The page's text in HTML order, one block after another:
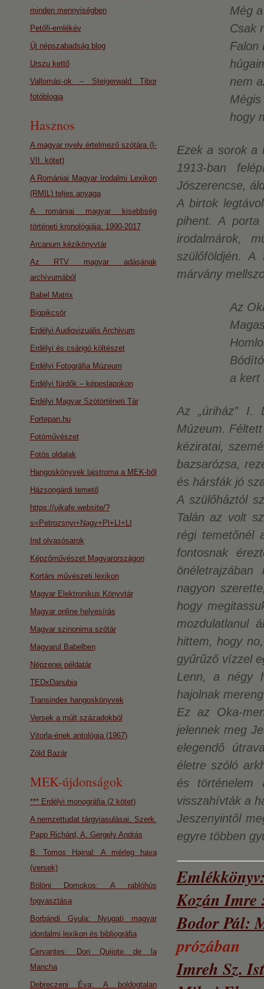
Még
Csak
Falon
nem
hogy
Ezek a sorok a
1913-ban
Jószerencse,
A birtok
pihent. A
irodalmárok,
szülőföldjén.
márvány
Az
a kert
Az „úriház” I.
Múzeum.
kéziratai,
bazsarózsa,
és hársfák jó
A szülőháztól
Talán az volt
régi temetőnél
fontosnak
nagyon
hogy
mozdulatlanul
hittem, hogy
gyűrűző vízzel
Lenn, a négy
hajolnak
Ez az Oka-
jelennek meg
elegendő
életre szóló
és történelem
visszahívták a
Jeszenyintől
egyre többen
Kozán Imre
Bodor Pál:
prózában
Imreh Sz.
minden mennyiségben
Petőfi-emlékév
Új népszabadság blog
Urszu kettő
Vallomás-ok – Steigerwald Tibor
fotóblogja
Hasznos
A magyar nyelv értelmező szótára (I-
VII. kötet)
A Romániai Magyar Irodalmi Lexikon
(RMIL) teljes anyaga
A romániai magyar kisebbség
történeti kronológiája: 1990-2017
Arcanum kézikönyvtár
Az RTV magyar adásának
archívumából
Babel Matrix
Bigpikcsör
Erdélyi Audiovizuális Archivum
Erdélyi és csángó költészet
Erdélyi Fotográfia Múzeum
Erdélyi fürdők – képeslapokon
Erdélyi Magyar Szótörténeti Tár
Fortepan.hu
Fotóművészet
Fotós oldalak
Hangoskönyvek lajstroma a MEK-ből
Házsongárdi temető
https://ujkafe.website/?
s=Petrozsnyi+Nagy+Pl+LI+LI
Ind olvasósarok
Képzőművészet Magyarországon
Kortárs művészeti lexikon
Magyar Elektronikus Könyvtár
Magyar online helyesírás
Magyar szinonima szótár
Magyarul Babelben
Népzenei példatár
TEDxDanubia
Transindex hangoskönyvek
Versek a múlt századokból
Vitorla-ének antológia (1967)
Zöld Bazár
MEK-újdonságok
*** Erdélyi monográfia (2 kötet)
A nemzettudat tárgyiasulásai. Szerk.
Papp Richárd, A. Gergely András
B. Tomos Hajnal: A mérleg hava
(versek)
Bölöni Domokos: A rablóhús
fogyasztása
Borbándi Gyula: Nyugati magyar
idordalmi lexikon és bibliográfia
Cervantes: Don Quijote de la
Mancha
Debreczeni Éva: A boldogtalan